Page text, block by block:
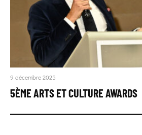
9 décembre 2025
5ÈME ARTS ET CULTURE AWARDS